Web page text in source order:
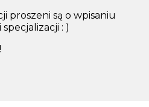
proszeni są o wpisaniu
: )